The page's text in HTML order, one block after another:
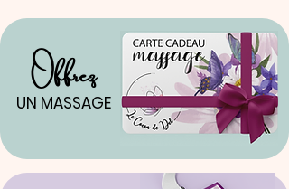
Offrez
UN MASSAGE